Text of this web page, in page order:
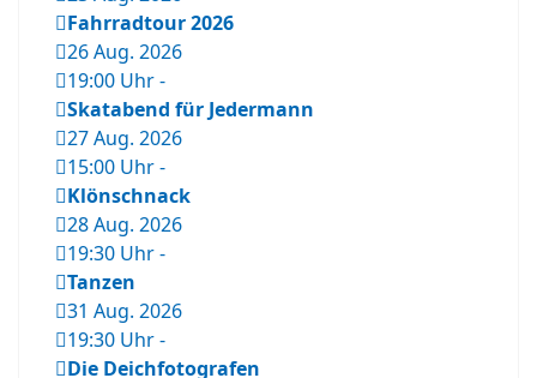
Fahrradtour 2026
26 Aug. 2026
19:00 Uhr-
Skatabend für Jedermann
27 Aug. 2026
15:00 Uhr-
Klönschnack
28 Aug. 2026
19:30 Uhr-
Tanzen
31 Aug. 2026
19:30 Uhr-
Die Deichfotografen